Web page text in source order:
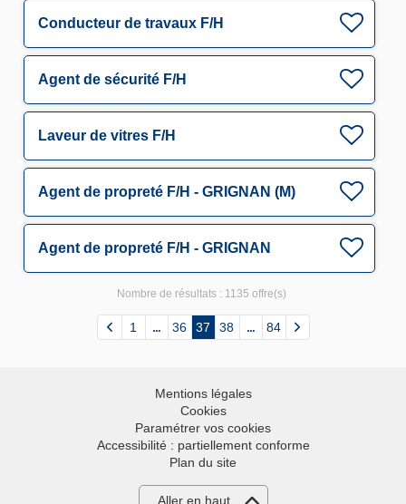
Conducteur de travaux F/H
Agent de sécurité F/H
Laveur de vitres F/H
Agent de propreté F/H - GRIGNAN (M)
Agent de propreté F/H - GRIGNAN
Nombre de résultats : 1135 offre(s)
1 36 37 38 84
Mentions légales
Cookies
Paramétrer vos cookies
Accessibilité : partiellement conforme
Plan du site
Aller en haut